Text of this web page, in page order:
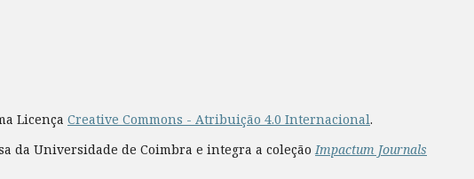
Licença Creative Commons - Atribuição 4.0 Internacional.
da Universidade de Coimbra e integra a coleçãoImpactum Journals